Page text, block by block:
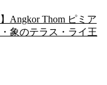
Angkor Thom ピミア
象のテラス・ライ王